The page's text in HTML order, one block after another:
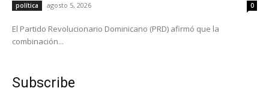
política agosto 5, 2026 0
El Partido Revolucionario Dominicano (PRD) afirmó que la
combinación...
Subscribe